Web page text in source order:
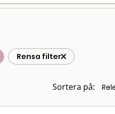
Rensa filter
Sortera på: